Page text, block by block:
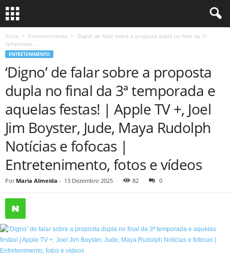
Início Entretenimento
‘Digno’ de falar sobre a proposta dupla no final da 3ª
temporada...
ENTRETENIMENTO
‘Digno’ de falar sobre a proposta
dupla no final da 3ª temporada e
aquelas festas! | Apple TV +, Joel
Jim Boyster, Jude, Maya Rudolph
Notícias e fofocas |
Entretenimento, fotos e vídeos
Por Maria Almeida - 13 Dezembro 2025 82 0